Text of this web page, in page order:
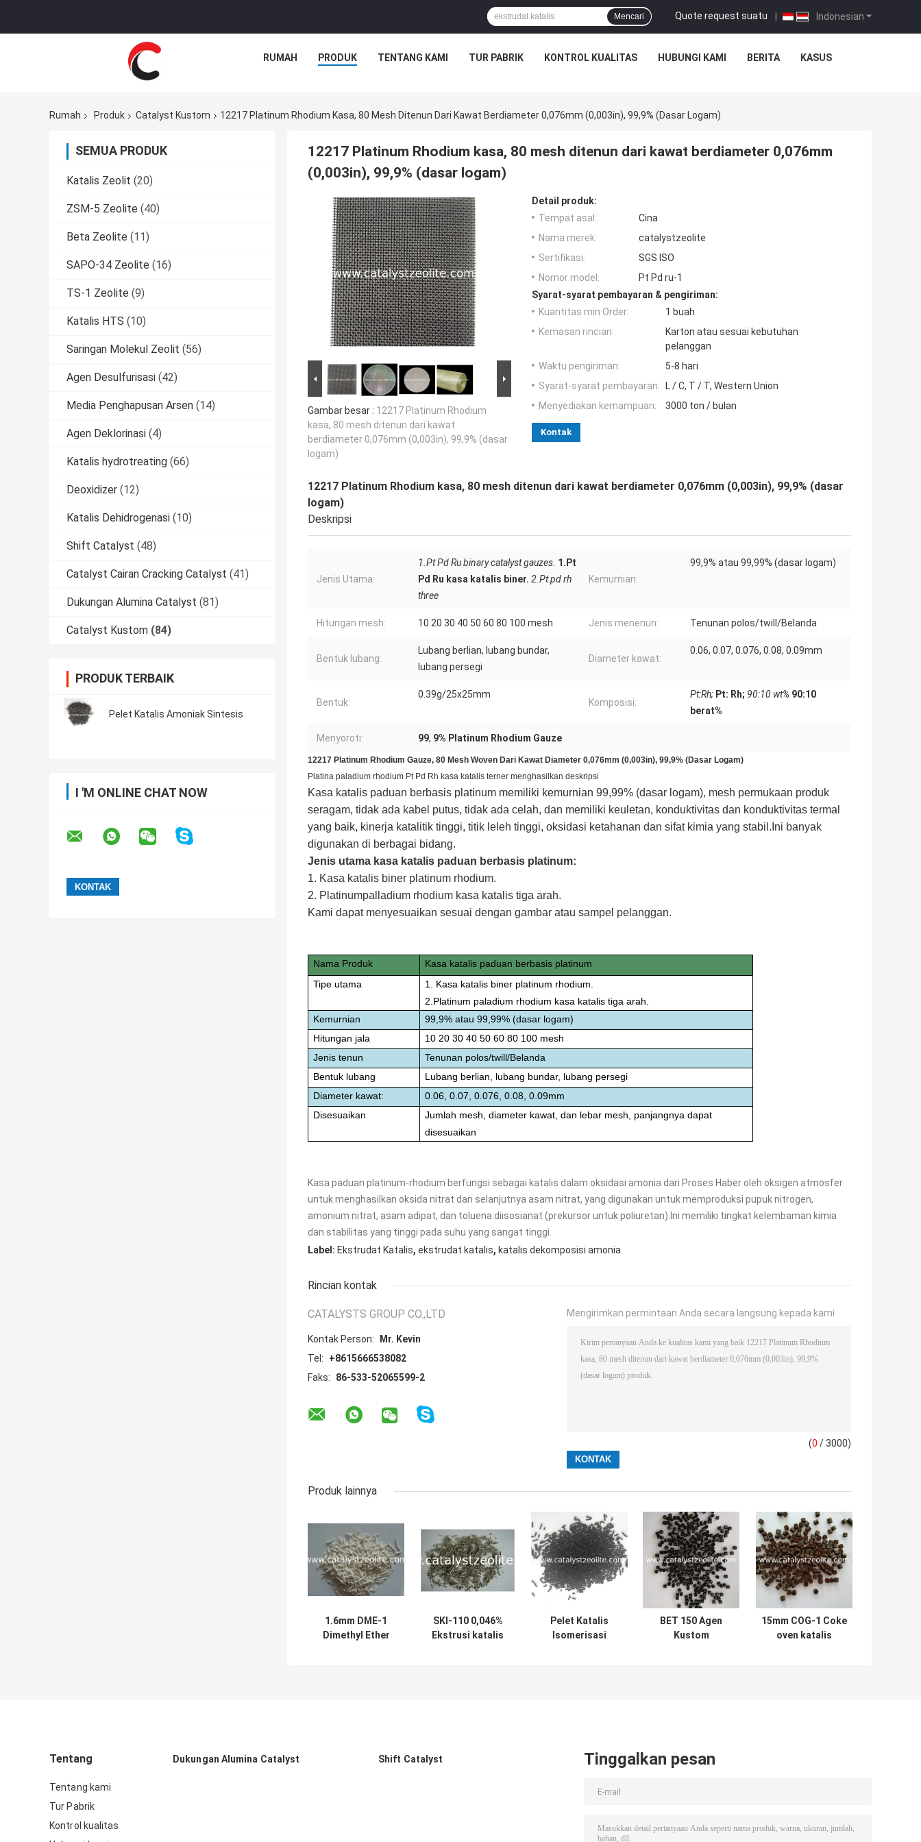
Indonesian
Quote request suatu |
Mencari
RUMAH PRODUK TENTANG KAMI TUR PABRIK KONTROL KUALITAS HUBUNGI KAMI BERITA KASUS
Rumah Produk Catalyst Kustom 12217 Platinum Rhodium Kasa, 80 Mesh Ditenun Dari Kawat Berdiameter 0,076mm (0,003in), 99,9% (dasar Logam)
SEMUA PRODUK
Katalis Zeolit (20)
ZSM-5 Zeolite (40)
Beta Zeolite (11)
SAPO-34 Zeolite (16)
TS-1 Zeolite (9)
Katalis HTS (10)
Saringan Molekul Zeolit (56)
Agen Desulfurisasi (42)
Media Penghapusan Arsen (14)
Agen Deklorinasi (4)
Katalis hydrotreating (66)
Deoxidizer (12)
Katalis Dehidrogenasi (10)
Shift Catalyst (48)
Catalyst Cairan Cracking Catalyst (41)
Dukungan Alumina Catalyst (81)
Catalyst Kustom (84)
PRODUK TERBAIK
Pelet Katalis Amoniak Sintesis
I 'M ONLINE CHAT NOW
12217 Platinum Rhodium kasa, 80 mesh ditenun dari kawat berdiameter 0,076mm
(0,003in), 99,9% (dasar logam)
Gambar besar : 12217 Platinum Rhodium
kasa, 80 mesh ditenun dari kawat
berdiameter 0,076mm (0,003in), 99,9% (dasar
logam)
Detail produk:
Tempat asal:
Cina
Nama merek:
catalystzeolite
Sertifikasi:
SGS ISO
Nomor model:
Pt Pd ru-1
Syarat-syarat pembayaran & pengiriman:
Kuantitas min Order:
1 buah
Kemasan rincian:
Karton atau sesuai kebutuhan
pelanggan
Waktu pengiriman:
5-8 hari
Syarat-syarat pembayaran:
L / C, T / T, Western Union
Menyediakan kemampuan:
3000 ton / bulan
Kontak
12217 Platinum Rhodium kasa, 80 mesh ditenun dari kawat berdiameter 0,076mm (0,003in), 99,9% (dasar
logam)
Deskripsi
Jenis Utama:
1.Pt Pd Ru binary catalyst gauzes. 1.Pt
Pd Ru kasa katalis biner. 2.Pt pd rh
three
Kemurnian:
99,9% atau 99,99% (dasar logam)
Hitungan mesh: 10 20 30 40 50 60 80 100 mesh Jenis menenun: Tenunan polos/twill/Belanda
Bentuk lubang:
Lubang berlian, lubang bundar,
lubang persegi
Diameter kawat:
0.06, 0.07, 0.076, 0.08, 0.09mm
Bentuk:
0.39g/25x25mm
Komposisi:
Pt:Rh; Pt: Rh; 90:10 wt% 90:10
berat%
Menyoroti: 99, 9% Platinum Rhodium Gauze
12217 Platinum Rhodium Gauze, 80 Mesh Woven Dari Kawat Diameter 0,076mm (0,003in), 99,9% (Dasar Logam)
Platina paladium rhodium Pt Pd Rh kasa katalis terner menghasilkan deskripsi
Kasa katalis paduan berbasis platinum memiliki kemurnian 99,99% (dasar logam), mesh permukaan produk
seragam, tidak ada kabel putus, tidak ada celah, dan memiliki keuletan, konduktivitas dan konduktivitas termal
yang baik, kinerja katalitik tinggi, titik leleh tinggi, oksidasi ketahanan dan sifat kimia yang stabil.Ini banyak
digunakan di berbagai bidang.
Jenis utama kasa katalis paduan berbasis platinum:
1. Kasa katalis biner platinum rhodium.
2. Platinumpalladium rhodium kasa katalis tiga arah.
Kami dapat menyesuaikan sesuai dengan gambar atau sampel pelanggan.
Nama Produk
Kasa katalis paduan berbasis platinum
Tipe utama
1. Kasa katalis biner platinum rhodium.
2.Platinum paladium rhodium kasa katalis tiga arah.
Kemurnian
99,9% atau 99,99% (dasar logam)
Hitungan jala
10 20 30 40 50 60 80 100 mesh
Jenis tenun
Tenunan polos/twill/Belanda
Bentuk lubang
Lubang berlian, lubang bundar, lubang persegi
Diameter kawat:
0.06, 0.07, 0.076, 0.08, 0.09mm
Disesuaikan
Jumlah mesh, diameter kawat, dan lebar mesh, panjangnya dapat
disesuaikan
Kasa paduan platinum-rhodium berfungsi sebagai katalis dalam oksidasi amonia dari Proses Haber oleh oksigen atmosfer
untuk menghasilkan oksida nitrat dan selanjutnya asam nitrat, yang digunakan untuk memproduksi pupuk nitrogen,
amonium nitrat, asam adipat, dan toluena diisosianat (prekursor untuk poliuretan).Ini memiliki tingkat kelembaman kimia
dan stabilitas yang tinggi pada suhu yang sangat tinggi.
Label: Ekstrudat Katalis, ekstrudat katalis, katalis dekomposisi amonia
Rincian kontak
CATALYSTS GROUP CO.,LTD
Kontak Person:
Mr. Kevin
Tel:
+8615666538082
Faks:
86-533-52065599-2
Mengirimkan permintaan Anda secara langsung kepada kami
(0 / 3000)
Produk lainnya
1.6mm DME-1
Dimethyl Ether
SKI-110 0,046%
Ekstrusi katalis
Pelet Katalis
Isomerisasi
BET 150 Agen
Kustom
15mm COG-1 Coke
oven katalis
Tentang
Tentang kami
Tur Pabrik
Kontrol kualitas
Dukungan Alumina Catalyst Shift Catalyst Tinggalkan pesan